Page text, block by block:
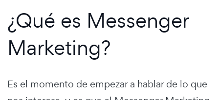
¿Qué es Messenger
Marketing?
Es el momento de empezar a hablar de lo que